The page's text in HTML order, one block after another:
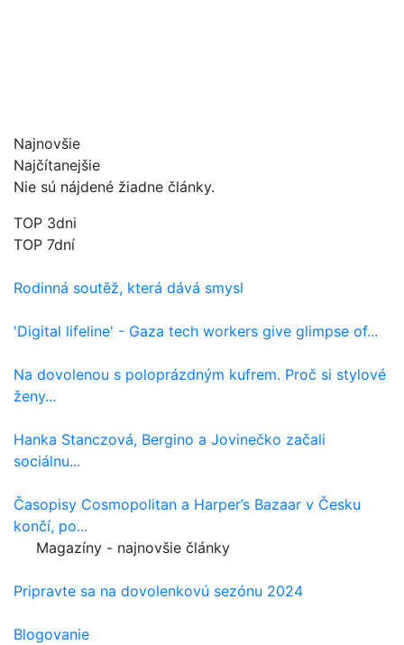
Najnovšie
Najčítanejšie
Nie sú nájdené žiadne články.
TOP 3dni
TOP 7dní
Rodinná soutěž, která dává smysl
'Digital lifeline' - Gaza tech workers give glimpse of...
Na dovolenou s poloprázdným kufrem. Proč si stylové
ženy...
Hanka Stanczová, Bergino a Jovinečko začali
sociálnu...
Časopisy Cosmopolitan a Harper’s Bazaar v Česku
končí, po...
Magazíny - najnovšie články
Pripravte sa na dovolenkovú sezónu 2024
Blogovanie